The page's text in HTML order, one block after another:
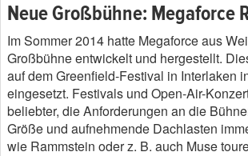
Neue Großbühne: Megaforce
Im Sommer 2014 hatte Megaforce aus
Großbühne entwickelt und hergestellt.
auf dem Greenfield-Festival in Interlaken
eingesetzt. Festivals und Open-Air-
beliebter, die Anforderungen an die
Größe und aufnehmende Dachlasten
wie Rammstein oder z. B. auch Muse